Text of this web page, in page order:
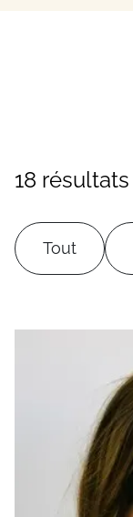
18 résultats
Tout